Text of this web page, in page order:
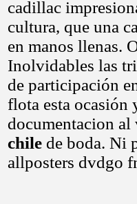
cadillac
cultura, que una
en manos llenas.
Inolvidables las
de participación
flota esta ocasión
documentacion
chile de boda. Ni
allposters dvdgo